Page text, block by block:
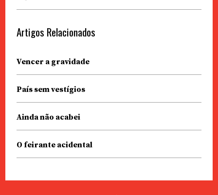
Artigos Relacionados
Vencer a gravidade
País sem vestígios
Ainda não acabei
O feirante acidental